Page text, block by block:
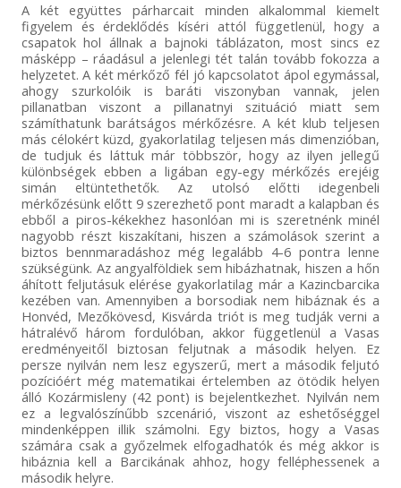
A két együttes párharcait minden alkalommal kiemelt
figyelem és érdeklődés kíséri attól függetlenül, hogy a
csapatok hol állnak a bajnoki táblázaton, most sincs ez
másképp – ráadásul a jelenlegi tét talán tovább fokozza a
helyzetet. A két mérkőző fél jó kapcsolatot ápol egymással,
ahogy szurkolóik is baráti viszonyban vannak, jelen
pillanatban viszont a pillanatnyi szituáció miatt sem
számíthatunk barátságos mérkőzésre. A két klub teljesen
más célokért küzd, gyakorlatilag teljesen más dimenzióban,
de tudjuk és láttuk már többször, hogy az ilyen jellegű
különbségek ebben a ligában egy-egy mérkőzés erejéig
simán eltüntethetők. Az utolsó előtti idegenbeli
mérkőzésünk előtt 9 szerezhető pont maradt a kalapban és
ebből a piros-kékekhez hasonlóan mi is szeretnénk minél
nagyobb részt kiszakítani, hiszen a számolások szerint a
biztos bennmaradáshoz még legalább 4-6 pontra lenne
szükségünk. Az angyalföldiek sem hibázhatnak, hiszen a hőn
áhított feljutásuk elérése gyakorlatilag már a Kazincbarcika
kezében van. Amennyiben a borsodiak nem hibáznak és a
Honvéd, Mezőkövesd, Kisvárda triót is meg tudják verni a
hátralévő három fordulóban, akkor függetlenül a Vasas
eredményeitől biztosan feljutnak a második helyen. Ez
persze nyilván nem lesz egyszerű, mert a második feljutó
pozícióért még matematikai értelemben az ötödik helyen
álló Kozármisleny (42 pont) is bejelentkezhet. Nyilván nem
ez a legvalószínűbb szcenárió, viszont az eshetőséggel
mindenképpen illik számolni. Egy biztos, hogy a Vasas
számára csak a győzelmek elfogadhatók és még akkor is
hibáznia kell a Barcikának ahhoz, hogy felléphessenek a
második helyre.